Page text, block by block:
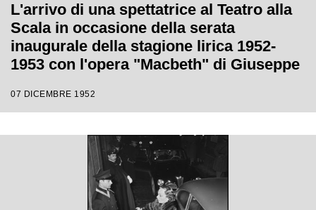
L'arrivo di una spettatrice al Teatro alla
Scala in occasione della serata
inaugurale della stagione lirica 1952-
1953 con l'opera "Macbeth" di Giuseppe
regia di Carl Ebert
07 DICEMBRE 1952